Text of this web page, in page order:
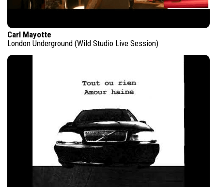
Carl Mayotte
London Underground (Wild Studio Live Session)